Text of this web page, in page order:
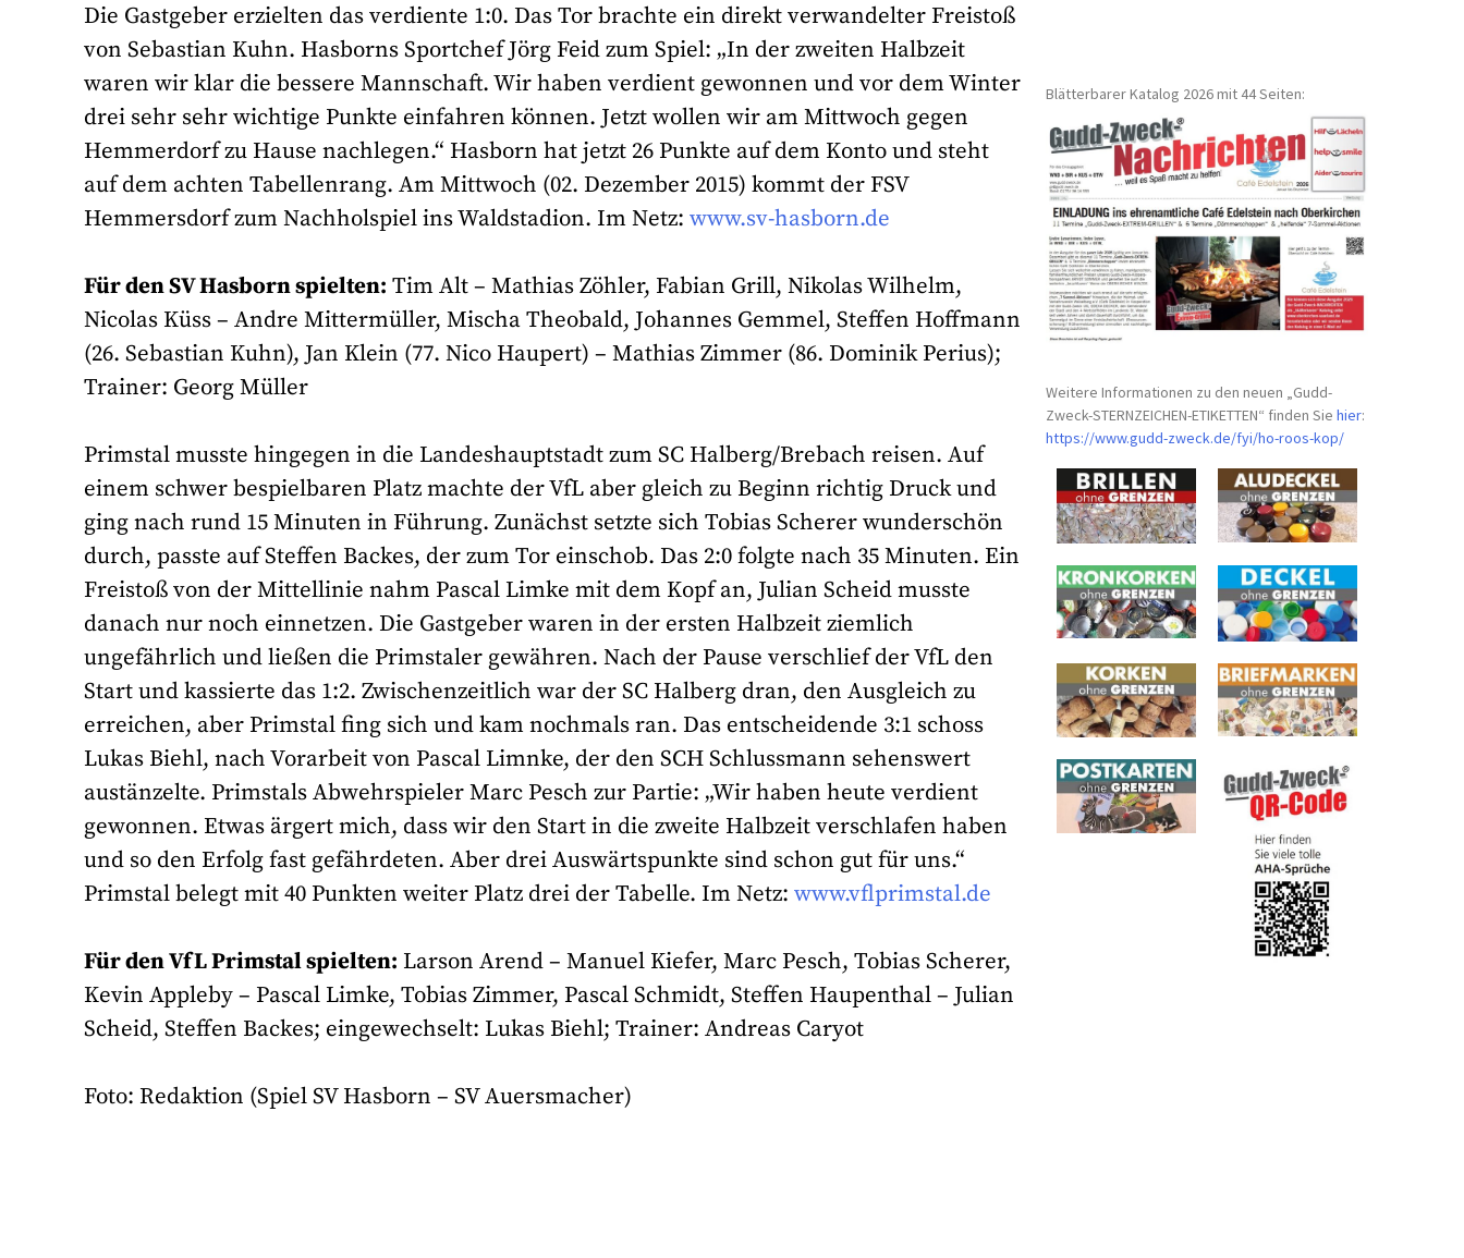
Die Gastgeber erzielten das verdiente 1:0. Das Tor brachte ein direkt verwandelter Freistoß
von Sebastian Kuhn. Hasborns Sportchef Jörg Feid zum Spiel: „In der zweiten Halbzeit
waren wir klar die bessere Mannschaft. Wir haben verdient gewonnen und vor dem Winter
drei sehr sehr wichtige Punkte einfahren können. Jetzt wollen wir am Mittwoch gegen
Hemmerdorf zu Hause nachlegen.“ Hasborn hat jetzt 26 Punkte auf dem Konto und steht
auf dem achten Tabellenrang. Am Mittwoch (02. Dezember 2015) kommt der FSV
Hemmersdorf zum Nachholspiel ins Waldstadion. Im Netz:www.sv-hasborn.de
Für den SV Hasborn spielten: Tim Alt – Mathias Zöhler, Fabian Grill, Nikolas Wilhelm,
Nicolas Küss – Andre Mittermüller, Mischa Theobald, Johannes Gemmel, Steffen Hoffmann
(26. Sebastian Kuhn), Jan Klein (77. Nico Haupert) – Mathias Zimmer (86. Dominik Perius);
Trainer: Georg Müller
Primstal musste hingegen in die Landeshauptstadt zum SC Halberg/Brebach reisen. Auf
einem schwer bespielbaren Platz machte der VfL aber gleich zu Beginn richtig Druck und
ging nach rund 15 Minuten in Führung. Zunächst setzte sich Tobias Scherer wunderschön
durch, passte auf Steffen Backes, der zum Tor einschob. Das 2:0 folgte nach 35 Minuten. Ein
Freistoß von der Mittellinie nahm Pascal Limke mit dem Kopf an, Julian Scheid musste
danach nur noch einnetzen. Die Gastgeber waren in der ersten Halbzeit ziemlich
ungefährlich und ließen die Primstaler gewähren. Nach der Pause verschlief der VfL den
Start und kassierte das 1:2. Zwischenzeitlich war der SC Halberg dran, den Ausgleich zu
erreichen, aber Primstal fing sich und kam nochmals ran. Das entscheidende 3:1 schoss
Lukas Biehl, nach Vorarbeit von Pascal Limnke, der den SCH Schlussmann sehenswert
austänzelte. Primstals Abwehrspieler Marc Pesch zur Partie: „Wir haben heute verdient
gewonnen. Etwas ärgert mich, dass wir den Start in die zweite Halbzeit verschlafen haben
und so den Erfolg fast gefährdeten. Aber drei Auswärtspunkte sind schon gut für uns.“
Primstal belegt mit 40 Punkten weiter Platz drei der Tabelle. Im Netz:www.vflprimstal.de
Für den VfL Primstal spielten: Larson Arend – Manuel Kiefer, Marc Pesch, Tobias Scherer,
Kevin Appleby – Pascal Limke, Tobias Zimmer, Pascal Schmidt, Steffen Haupenthal – Julian
Scheid, Steffen Backes; eingewechselt: Lukas Biehl; Trainer: Andreas Caryot
Foto: Redaktion (Spiel SV Hasborn – SV Auersmacher)
Blätterbarer Katalog 2026 mit 44 Seiten:
Weitere Informationen zu den neuen „Gudd-
Zweck-STERNZEICHEN-ETIKETTEN“ finden Siehier:
https://www.gudd-zweck.de/fyi/ho-roos-kop/